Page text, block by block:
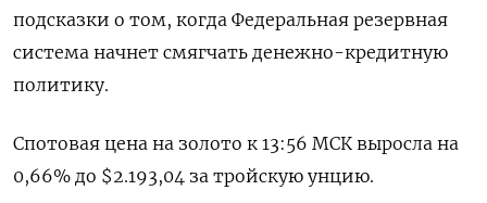
подсказки о том, когда Федеральная резервная
система начнет смягчать денежно-кредитную
политику.
Спотовая цена на золото к 13:56 МСК выросла на
0,66% до $2.193,04​ за тройскую унцию.